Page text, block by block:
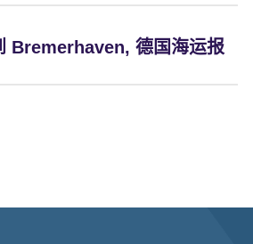
Bremerhaven, 德国海运报